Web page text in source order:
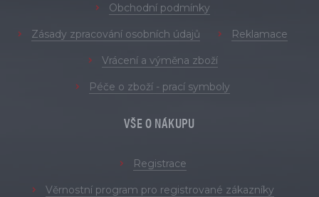
Obchodní podmínky
Zásady zpracování osobních údajů Reklamace
Vrácení a výměna zboží
Péče o zboží - prací symboly
VŠE O NÁKUPU
Registrace
Věrnostní program pro registrované zákazníky